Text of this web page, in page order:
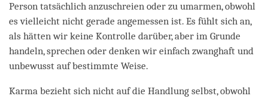
Person tatsächlich anzuschreien oder zu umarmen, obwohl
es vielleicht nicht gerade angemessen ist. Es fühlt sich an,
als hätten wir keine Kontrolle darüber, aber im Grunde
handeln, sprechen oder denken wir einfach zwanghaft und
unbewusst auf bestimmte Weise.
Karma bezieht sich nicht auf die Handlung selbst, obwohl